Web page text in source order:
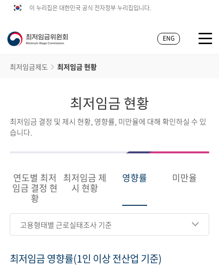
이 누리집은 대한민국 공식 전자정부 누리집입니다.
ENG
최저임금제도 최저임금 현황
최저임금 현황
최저임금 결정 및 제시 현황, 영향률, 미만율에 대해 확인하실 수 있
습니다.
연도별 최저
임금 결정 현
황
최저임금 제
시 현황
영향률 미만율
고용형태별 근로실태조사 기준
최저임금 영향률(1인 이상 전산업 기준)